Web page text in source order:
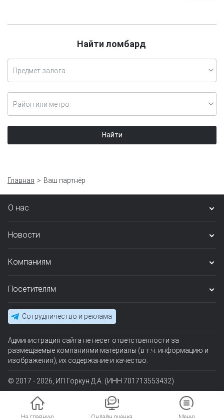
Найти ломбард
Предмет залога
Район или метро
Найти
Главная Ваш партнёр
О нас
Новости
Компаниям
Посетителям
Сотрудничество и реклама
Администрация сайта не несет ответственности за
размещаемые компаниями материалы (в т.ч. информацию и
изображения), их содержание и качество.
© 2017 - 2026, ИП Горкун Д.А. (ИНН 701713553432)